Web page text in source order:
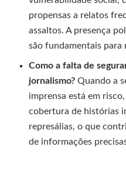
propensas a relatos
assaltos. A presença
são fundamentais para
Como a falta de
jornalismo? Quando a
imprensa está em
cobertura de histórias
represálias, o que
de informações